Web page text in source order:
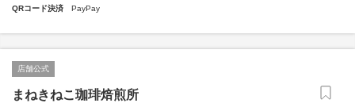
QRコード決済 PayPay
店舗公式
まねきねこ珈琲焙煎所